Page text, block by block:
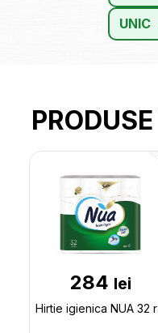
UNIC
284 lei
Hirtie